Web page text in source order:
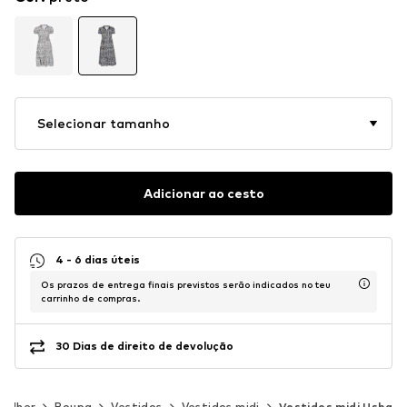
Selecionar tamanho
Adicionar ao cesto
4 - 6 dias úteis
Os prazos de entrega finais previstos serão indicados no teu
carrinho de compras.
30 Dias de direito de devolução